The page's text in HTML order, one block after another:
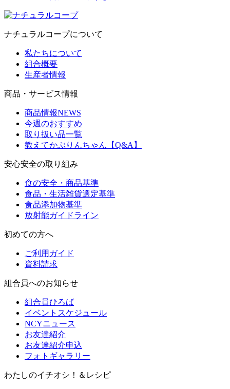
ナチュラルコープについて
私たちについて
組合概要
生産者情報
商品・サービス情報
商品情報NEWS
今週のおすすめ
取り扱い品一覧
教えてかぶりんちゃん【Q&A】
安心安全の取り組み
食の安全・商品基準
食品・生活雑貨選定基準
食品添加物基準
放射能ガイドライン
初めての方へ
ご利用ガイド
資料請求
組合員へのお知らせ
組合員ひろば
イベントスケジュール
NCYニュース
お友達紹介
お友達紹介申込
フォトギャラリー
わたしのイチオシ！＆レシピ